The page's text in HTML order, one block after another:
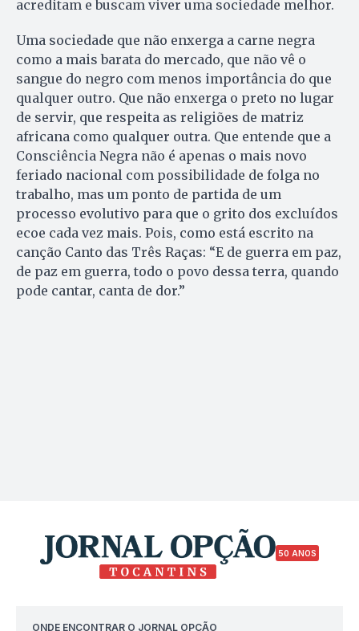
acreditam e buscam viver uma sociedade melhor.
Uma sociedade que não enxerga a carne negra
como a mais barata do mercado, que não vê o
sangue do negro com menos importância do que
qualquer outro. Que não enxerga o preto no lugar
de servir, que respeita as religiões de matriz
africana como qualquer outra. Que entende que a
Consciência Negra não é apenas o mais novo
feriado nacional com possibilidade de folga no
trabalho, mas um ponto de partida de um
processo evolutivo para que o grito dos excluídos
ecoe cada vez mais. Pois, como está escrito na
canção Canto das Três Raças: “E de guerra em paz,
de paz em guerra, todo o povo dessa terra, quando
pode cantar, canta de dor.”
50 ANOS
ONDE ENCONTRAR O JORNAL OPÇÃO